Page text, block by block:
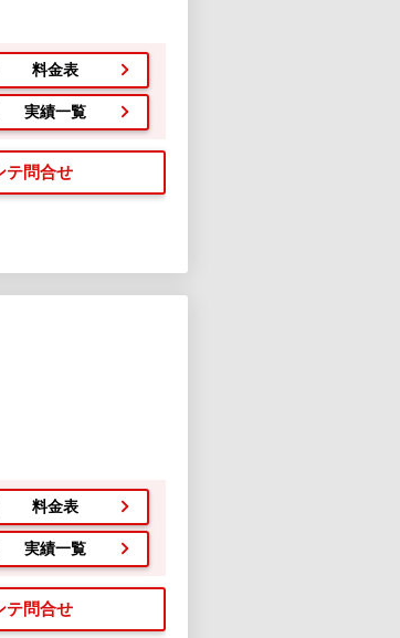
料金表
実績一覧
テ問合せ
料金表
実績一覧
テ問合せ